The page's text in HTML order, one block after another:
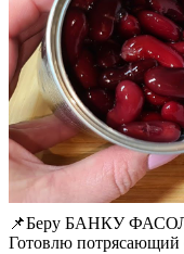
📌Беру БАНКУ
Готовлю потрясающий